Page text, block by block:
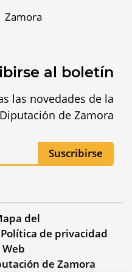
Zamora
al boletín
las novedades de la
Diputación de Zamora
del
Política de privacidad
de Zamora